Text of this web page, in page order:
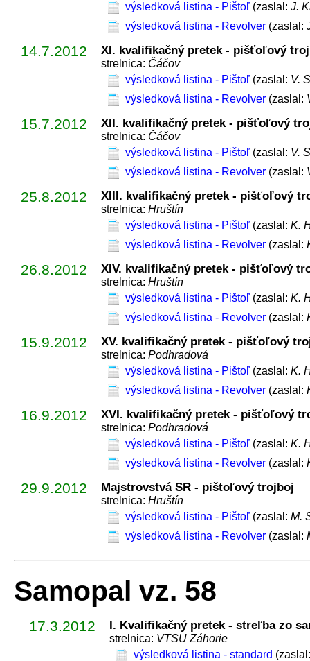
výsledková listina - Pištoľ (zaslal: J.
výsledková listina - Revolver (zaslal:
14.7.2012 XI. kvalifikačný pretek - pišťoľový
strelnica: Čáčov
výsledková listina - Pištoľ (zaslal: V.
výsledková listina - Revolver (zaslal:
15.7.2012 XII. kvalifikačný pretek - pišťoľový
strelnica: Čáčov
výsledková listina - Pištoľ (zaslal: V.
výsledková listina - Revolver (zaslal:
25.8.2012 XIII. kvalifikačný pretek - pišťoľový
strelnica: Hruštín
výsledková listina - Pištoľ (zaslal: K.
výsledková listina - Revolver (zaslal:
26.8.2012 XIV. kvalifikačný pretek - pišťoľový
strelnica: Hruštín
výsledková listina - Pištoľ (zaslal: K.
výsledková listina - Revolver (zaslal:
15.9.2012 XV. kvalifikačný pretek - pišťoľový
strelnica: Podhradová
výsledková listina - Pištoľ (zaslal: K.
výsledková listina - Revolver (zaslal:
16.9.2012 XVI. kvalifikačný pretek - pišťoľový
strelnica: Podhradová
výsledková listina - Pištoľ (zaslal: K.
výsledková listina - Revolver (zaslal:
29.9.2012 Majstrovstvá SR - pištoľový trojboj
strelnica: Hruštín
výsledková listina - Pištoľ (zaslal: M.
výsledková listina - Revolver (zaslal:
Samopal vz. 58
17.3.2012 I. Kvalifikačný pretek - streľba zo
strelnica: VTSU Záhorie
výsledková listina - standard